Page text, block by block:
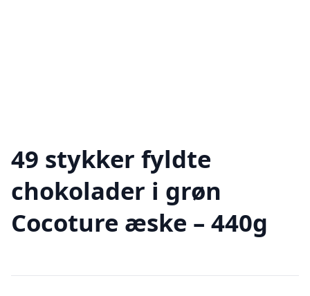
49 stykker fyldte
chokolader i grøn
Cocoture æske – 440g